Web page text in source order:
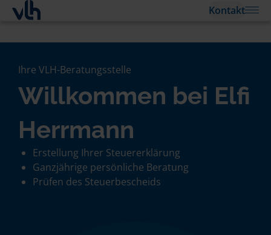
Kontakt
Ihre VLH-Beratungsstelle
Willkommen bei Elfi
Herrmann
Erstellung Ihrer Steuererklärung
Ganzjährige persönliche Beratung
Prüfen des Steuerbescheids